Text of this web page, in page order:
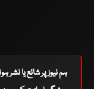
ہم نیوز پر شائع یا نشر